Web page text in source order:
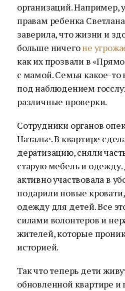
организаций. Например,
правам ребенка
заверила, что жизни и
больше ничегоне
как их прозвали в
с мамой. Семья какое-то
под наблюдением
различные проверки.
Сотрудники органов
Наталье. В квартире
дератизацию, сняли
старую мебель и
активно участвовала в
подарили новые
одежду для детей. Все
силами волонтеров и
жителей, которые
историей.
Так что теперь дети
обновленной квартире